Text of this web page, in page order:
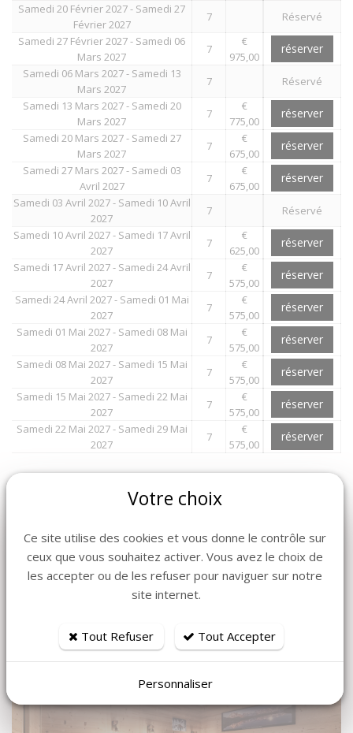
Samedi 20 Février 2027 - Samedi 27
Février 2027
7
Réservé
Samedi 27 Février 2027 - Samedi 06
Mars 2027
7
€
975,00
réserver
Samedi 06 Mars 2027 - Samedi 13
Mars 2027
7
Réservé
Samedi 13 Mars 2027 - Samedi 20
Mars 2027
7
€
775,00
réserver
Samedi 20 Mars 2027 - Samedi 27
Mars 2027
7
€
675,00
réserver
Samedi 27 Mars 2027 - Samedi 03
Avril 2027
7
€
675,00
réserver
Samedi 03 Avril 2027 - Samedi 10 Avril
2027
7
Réservé
Samedi 10 Avril 2027 - Samedi 17 Avril
2027
7
€
625,00
réserver
Samedi 17 Avril 2027 - Samedi 24 Avril
2027
7
€
575,00
réserver
Samedi 24 Avril 2027 - Samedi 01 Mai
2027
7
€
575,00
réserver
Samedi 01 Mai 2027 - Samedi 08 Mai
2027
7
€
575,00
réserver
Samedi 08 Mai 2027 - Samedi 15 Mai
2027
7
€
575,00
réserver
Samedi 15 Mai 2027 - Samedi 22 Mai
2027
7
€
575,00
réserver
Samedi 22 Mai 2027 - Samedi 29 Mai
2027
7
€
575,00
réserver
Votre choix
Ce site utilise des cookies et vous donne le contrôle sur
ceux que vous souhaitez activer. Vous avez le choix de
les accepter ou de les refuser pour naviguer sur notre
site internet.
Tout Refuser Tout Accepter
Personnaliser